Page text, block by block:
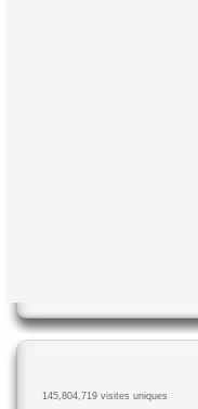
145,804,719 visites uniques